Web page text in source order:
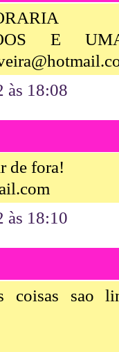
E
às 18:08
de fora!
às 18:10
coisas sao